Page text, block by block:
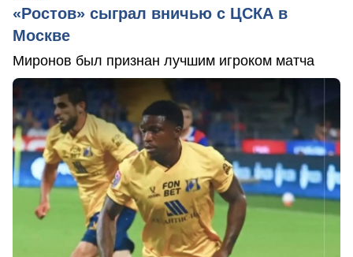
«Ростов» сыграл вничью с ЦСКА в
Москве
Миронов был признан лучшим игроком матча